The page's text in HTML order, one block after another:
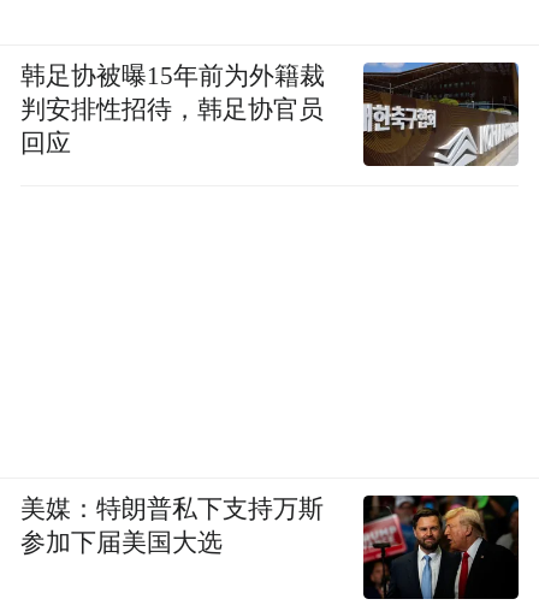
韩足协被曝15年前为外籍裁
判安排性招待，韩足协官员
回应
美媒：特朗普私下支持万斯
参加下届美国大选